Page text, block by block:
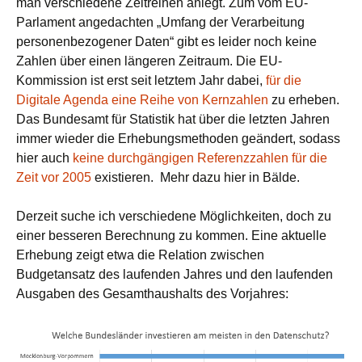
man verschiedene Zeitreihen anlegt. Zum vom EU-
Parlament angedachten „Umfang der Verarbeitung
personenbezogener Daten“ gibt es leider noch keine
Zahlen über einen längeren Zeitraum. Die EU-
Kommission ist erst seit letztem Jahr dabei, für die
Digitale Agenda eine Reihe von Kernzahlen zu erheben.
Das Bundesamt für Statistik hat über die letzten Jahren
immer wieder die Erhebungsmethoden geändert, sodass
hier auch keine durchgängigen Referenzzahlen für die
Zeit vor 2005 existieren. Mehr dazu hier in Bälde.
Derzeit suche ich verschiedene Möglichkeiten, doch zu
einer besseren Berechnung zu kommen. Eine aktuelle
Erhebung zeigt etwa die Relation zwischen
Budgetansatz des laufenden Jahres und den laufenden
Ausgaben des Gesamthaushalts des Vorjahres: